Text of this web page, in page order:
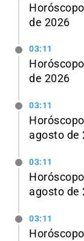
de 2026
03:11
de 2026
03:11
agosto de
03:11
agosto de
03:11